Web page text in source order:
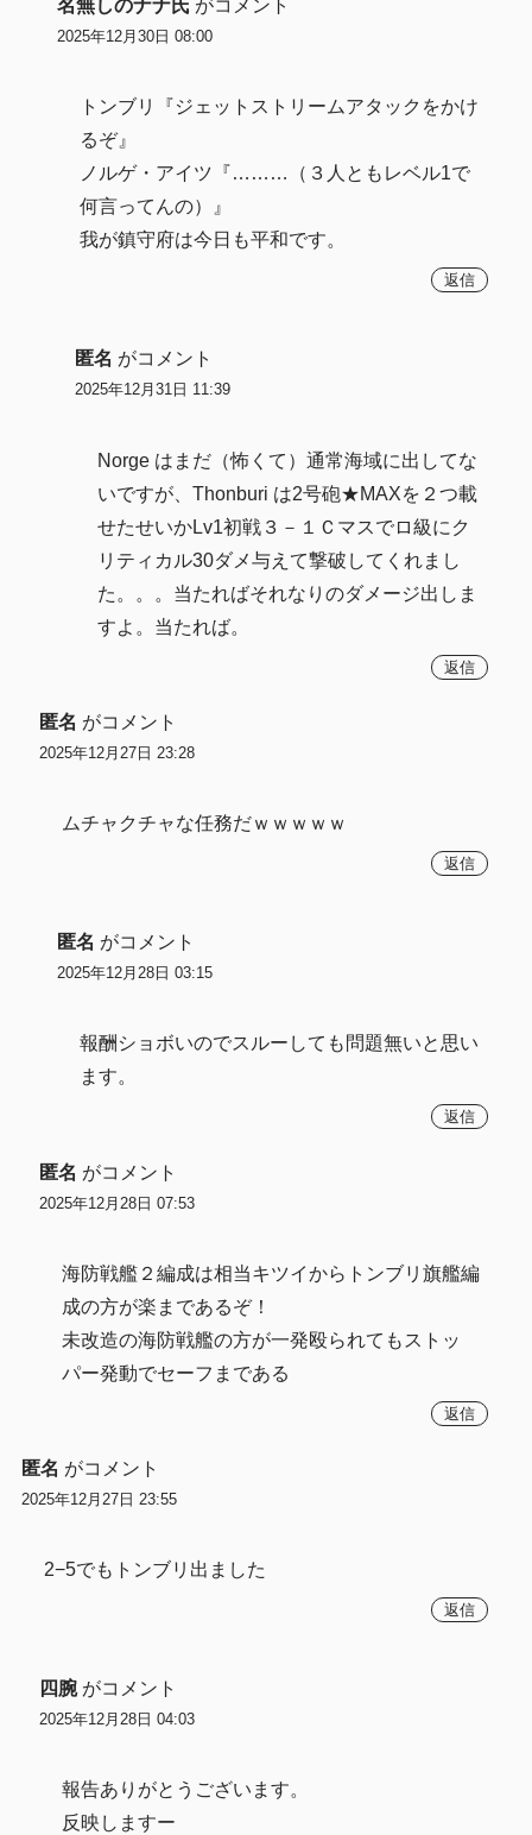
名無しのナナ氏 がコメント
2025年12月30日 08:00
トンブリ『ジェットストリームアタックをかけ
るぞ』
ノルゲ・アイツ『………（３人ともレベル1で
何言ってんの）』
我が鎮守府は今日も平和です。
返信
匿名 がコメント
2025年12月31日 11:39
Norge はまだ（怖くて）通常海域に出してな
いですが、Thonburi は2号砲★MAXを２つ載
せたせいかLv1初戦３－１Ｃマスでロ級にク
リティカル30ダメ与えて撃破してくれまし
た。。。当たればそれなりのダメージ出しま
すよ。当たれば。
返信
匿名 がコメント
2025年12月27日 23:28
ムチャクチャな任務だｗｗｗｗｗ
返信
匿名 がコメント
2025年12月28日 03:15
報酬ショボいのでスルーしても問題無いと思い
ます。
返信
匿名 がコメント
2025年12月28日 07:53
海防戦艦２編成は相当キツイからトンブリ旗艦編
成の方が楽まであるぞ！
未改造の海防戦艦の方が一発殴られてもストッ
パー発動でセーフまである
返信
匿名 がコメント
2025年12月27日 23:55
2−5でもトンブリ出ました
返信
四腕 がコメント
2025年12月28日 04:03
報告ありがとうございます。
反映しますー